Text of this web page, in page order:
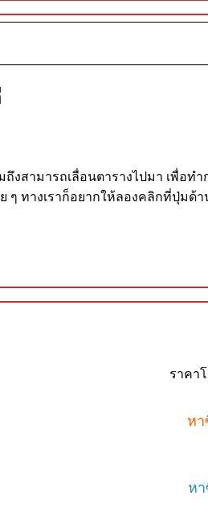
สามารถเลื่อนตารางไปมา เพื่อทำ
ทางเราก็อยากให้ลองคลิกที่ปุ่มด้า
ราคา
หา
ห